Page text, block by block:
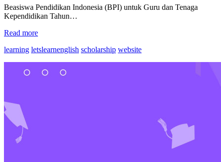
Beasiswa Pendidikan Indonesia (BPI) untuk Guru dan Tenaga
Kependidikan Tahun…
Read more
learning letslearnenglish scholarship website